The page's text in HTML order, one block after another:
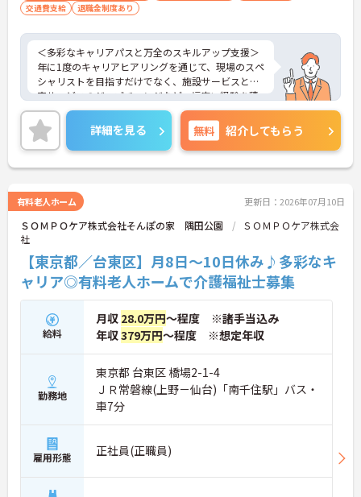
交通費支給
退職金制度あり
＜多彩なキャリアパスと万全のスキルアップ支援＞
年に1度のキャリアヒアリングを通じて、現場のスペ
シャリストを目指すだけでなく、施設サービスと在
宅サービスのジョブチェンジなど、幅広い経験を積
むことが可能です。
＜プライベートも充実させる嬉しい福利厚生＞仕事
の疲れを癒やすための制度も充実しています。各地
のレジャー施設や宿泊が最大80％オフになる優待制
度や、勤続5年ごとの「特別連続有給休暇（5日）」
休110日に加え、独自の休暇制度もしっかり整って
いるため、オンオフのメリハリをつけて働けます。
詳細を見る 無料 紹介してもらう
有料老人ホーム 更新日：2026年07月10日
ＳＯＭＰＯケア株式会社そんぽの家 隅田公園
ＳＯＭＰＯケア株式会
社
【東京都／台東区】月8日～10日休み♪多彩なキ
ャリア◎有料老人ホームで介護福祉士募集
給料
月収 28.0万円～程度 ※諸手当込み
年収379万円～程度 ※想定年収
勤務地
東京都 台東区 橋場2-1-4
ＪＲ常磐線(上野－仙台)「南千住駅」バス・
車7分
雇用形態 正社員(正職員)